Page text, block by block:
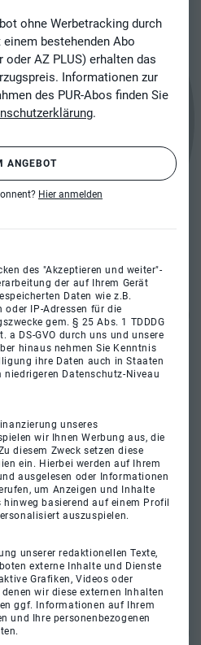
ohne Werbetracking durch
bestehenden Abo
oder AZ PLUS) erhalten das
Informationen zur
des PUR-Abos finden Sie
.
ANGEBOT
Hier anmelden
des "Akzeptieren und weiter"-
der auf Ihrem Gerät
Daten wie z.B.
IP-Adressen für die
gem. § 25 Abs. 1 TDDDG
a DS-GVO durch uns und unsere
hinaus nehmen Sie Kenntnis
ihre Daten auch in Staaten
Datenschutz-Niveau
unseres
wir Ihnen Werbung aus, die
diesem Zweck setzen diese
ein. Hierbei werden auf Ihrem
ausgelesen oder Informationen
um Anzeigen und Inhalte
hinweg basierend auf einem Profil
auszuspielen.
unserer redaktionellen Texte,
externe Inhalte und Dienste
Grafiken, Videos oder
wir diese externen Inhalten
ggf. Informationen auf Ihrem
und Ihre personenbezogenen